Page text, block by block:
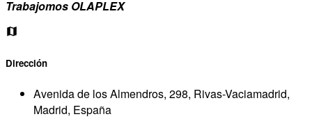
Trabajomos OLAPLEX
Dirección
Avenida de los Almendros, 298, Rivas-Vaciamadrid,
Madrid, España